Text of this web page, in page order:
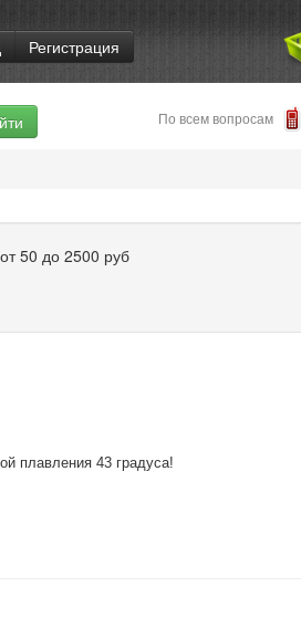
Регистрация
По всем вопросам
от50 до 2500 руб
плавления 43 градуса!